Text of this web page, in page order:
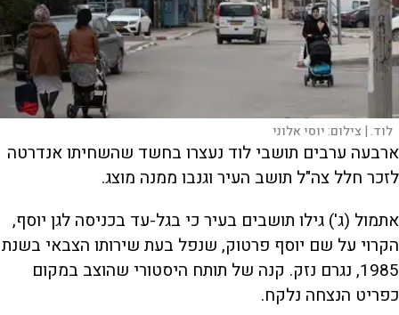
לוד. | צילום:יוסי אלוני
ארבעה ערבים תושבי לוד נעצרו בחשד שהשחיתו אנדרטה
לזכר חלל צה"ל תושב העיר וגנבו ממנה מוצג.
אתמול (ג') גילו תושבים בעיר כי בגל-עד בכניסה לגן יוסף,
הקרוי על שם יוסף פרטוק, שנפל בעת שירותו הצבאי בשנת
1985, נגרם נזק. קנה של תותח היסטורי שהוצב במקום
כפריט הנצחה נלקח.